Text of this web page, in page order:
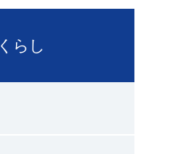
くらし